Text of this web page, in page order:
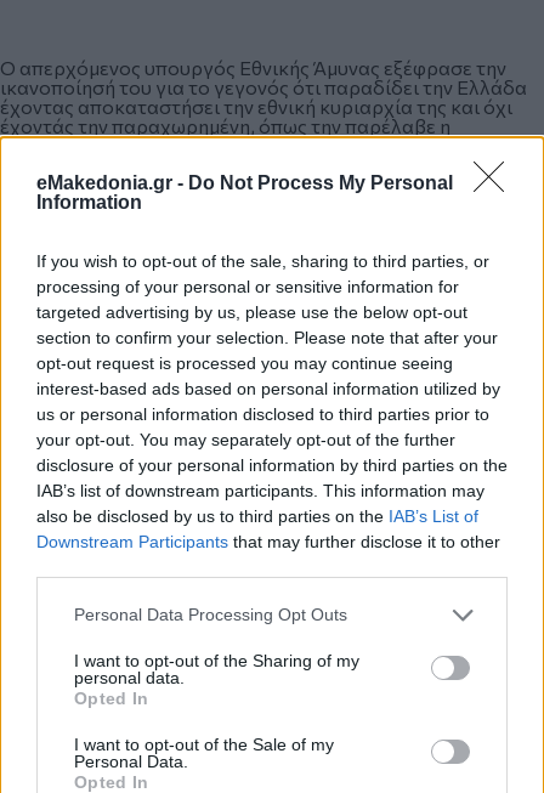
eMakedonia.gr - Do Not Process My Personal
Information
If you wish to opt-out of the sale, sharing to third parties, or
processing of your personal or sensitive information for
targeted advertising by us, please use the below opt-out
section to confirm your selection. Please note that after your
opt-out request is processed you may continue seeing
interest-based ads based on personal information utilized by
us or personal information disclosed to third parties prior to
your opt-out. You may separately opt-out of the further
disclosure of your personal information by third parties on the
IAB’s list of downstream participants. This information may
also be disclosed by us to third parties on the IAB’s List of
Downstream Participants that may further disclose it to other
Please note that this website/app uses one or more Google
not limited to your visit or usage behaviour. You may click to
grant or deny consent to Google and its third-party tags to
use your data for below specified purposes in below Google
consent section.
Personal Data Processing Opt Outs
I want to opt-out of the Sharing of my
personal data.
Opted In
I want to opt-out of the Sale of my
Personal Data.
Opted In
Ο απερχόμενος υπουργός Εθνικής Άμυνας εξέφρασε την
ικανοποίησή του για το γεγονός ότι παραδίδει την Ελλάδα
έχοντας αποκαταστήσει την εθνική κυριαρχία της και όχι
έχοντάς την παραχωρημένη, όπως την παρέλαβε η
κυβέρνηση ΣΥΡΙΖΑ-ΑΝΕΛ.
αποτελεί την πλέον ομαλή και ασφαλή επιλογή όχι για την
κυβέρνηση αλλά για τον ελληνικό λαό, το Έθνος. Δεν έχει
πολιτικές δεσμεύσεις, είπε χαρακτηριστικά.
Κάνε κλικ και δες περισσότεροemakedonia.gr
αναζήτηση τηςGoogle
Πρόσθεσέ το στην Google